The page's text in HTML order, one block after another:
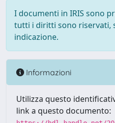
I documenti in IRIS sono
tutti i diritti sono riservati,
indicazione.
Informazioni
Utilizza questo
link a questo documento: